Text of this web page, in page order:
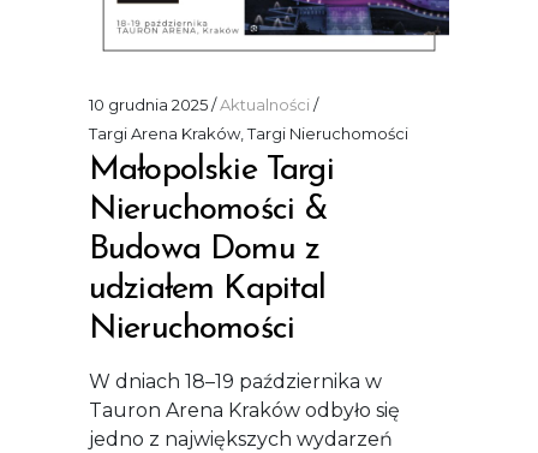
10 grudnia 2025
Aktualności
Targi Arena Kraków,Targi Nieruchomości
Małopolskie Targi
Nieruchomości &
Budowa Domu z
udziałem Kapital
Nieruchomości
W dniach 18–19 października w
Tauron Arena Kraków odbyło się
jedno z największych wydarzeń